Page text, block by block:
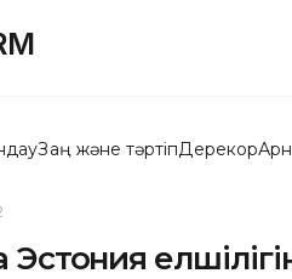
Заң және тәртіпДерекқор